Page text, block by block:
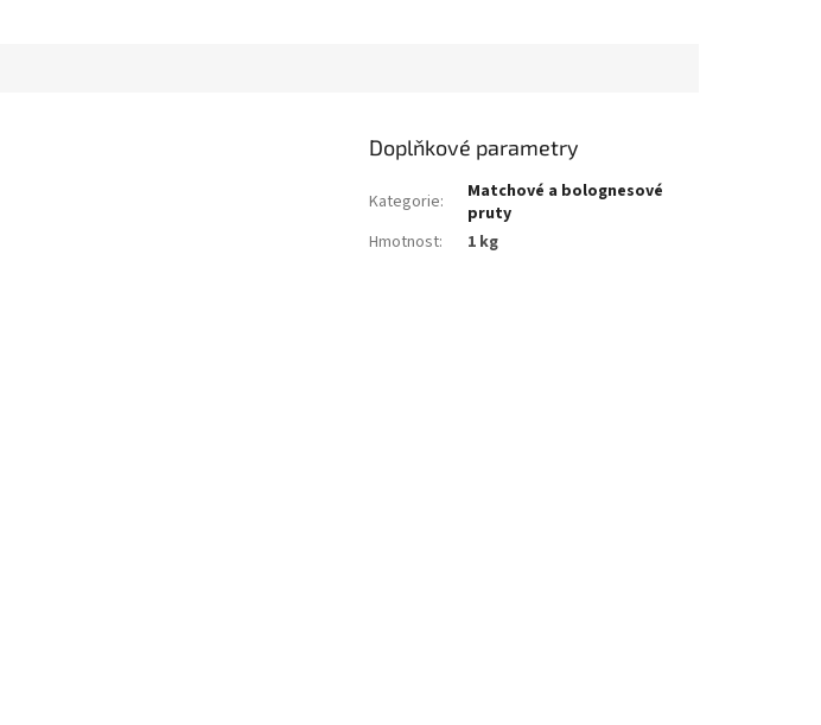
Doplňkové parametry
Kategorie:
Matchové a bolognesové
pruty
Hmotnost: 1 kg